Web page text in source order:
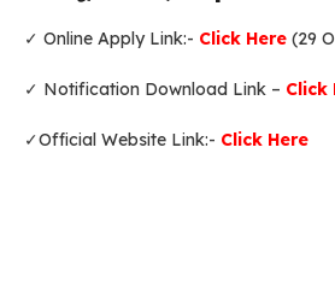
✓ Online Apply Link:- Click Here (29
✓ Notification Download Link – Click
✓Official Website Link:- Click Here